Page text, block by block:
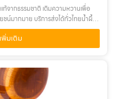
จากธรรมชาติ เติมความหวานเพื่อ
น์มากมาย บริการส่งได้ทั่วไทยน้ำผึ้ง
อสุขภาพ กับ น้ำผึ้งแท้ 100% ค…
พิ่มเติม